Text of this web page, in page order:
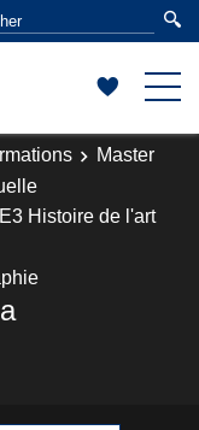
Master
Histoire de l'art